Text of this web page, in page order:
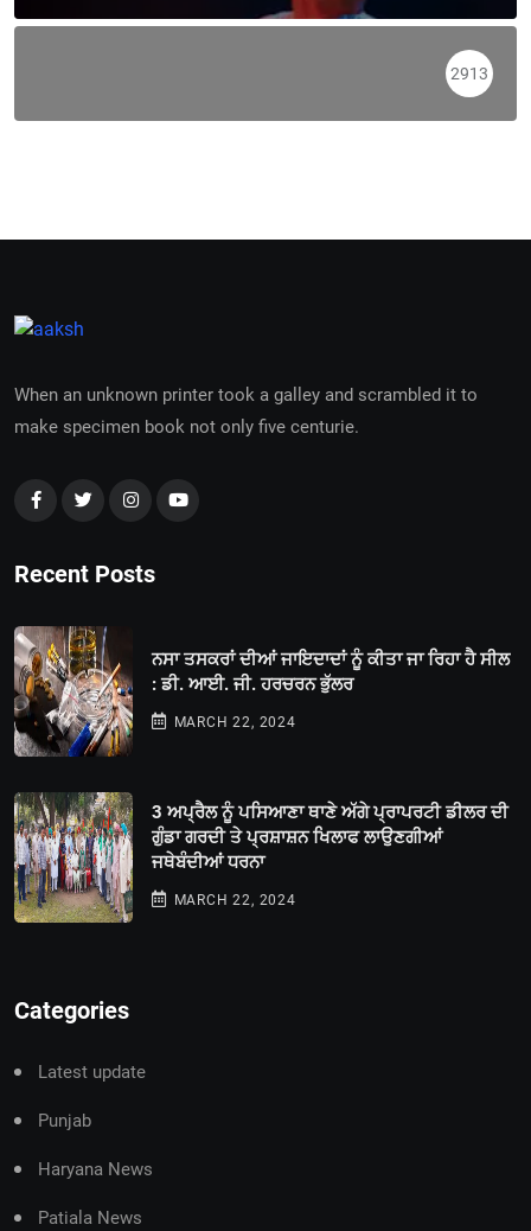
2913
When an unknown printer took a galley and scrambled it to
make specimen book not only five centurie.
Recent Posts
ਨਸਾ ਤਸਕਰਾਂ ਦੀਆਂ ਜਾਇਦਾਦਾਂ ਨੂੰ ਕੀਤਾ ਜਾ ਰਿਹਾ ਹੈ ਸੀਲ
: ਡੀ. ਆਈ. ਜੀ. ਹਰਚਰਨ ਭੁੱਲਰ
MARCH 22, 2024
3 ਅਪ੍ਰੈਲ ਨੂੰ ਪਸਿਆਣਾ ਥਾਣੇ ਅੱਗੇ ਪ੍ਰਾਪਰਟੀ ਡੀਲਰ ਦੀ
ਗੁੰਡਾ ਗਰਦੀ ਤੇ ਪ੍ਰਸ਼ਾਸ਼ਨ ਖਿਲਾਫ ਲਾਉਣਗੀਆਂ
ਜਥੇਬੰਦੀਆਂ ਧਰਨਾ
MARCH 22, 2024
Categories
Latest update
Punjab
Haryana News
Patiala News